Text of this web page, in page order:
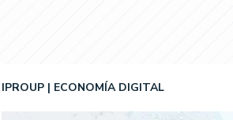
IPROUP ECONOMÍA DIGITAL